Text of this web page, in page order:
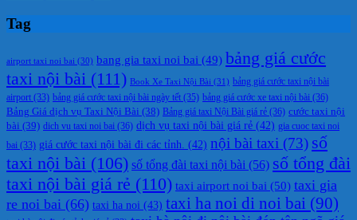
Tag
airport taxi noi bai (30) bang gia taxi noi bai (49) bảng giá cước
taxi nội bài (111) Book Xe Taxi Nội Bài (31) bảng giá cước taxi nội bài
airport (33) bảng giá cước taxi nội bài ngày tết (35) bảng giá cước xe taxi nội bài (36)
Bảng Giá dịch vụ Taxi Nội Bài (38) Bảng giá taxi Nội Bài giá rẻ (36) cước taxi nội
bài (39) dich vu taxi noi bai (36) dịch vụ taxi nội bài giá rẻ (42) gia cuoc taxi noi
bai (33) giá cước taxi nội bài đi các tỉnh. (42) nội bài taxi (73) số
taxi nội bài (106) số tổng đài taxi nội bài (56) số tổng đài
taxi nội bài giá rẻ (110) taxi airport noi bai (50) taxi gia
re noi bai (66) taxi ha noi (43) taxi ha noi di noi bai (90)